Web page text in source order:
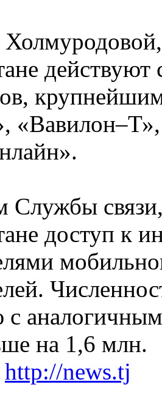
доступ к
с
на 1,6 млн.
http://news.tj